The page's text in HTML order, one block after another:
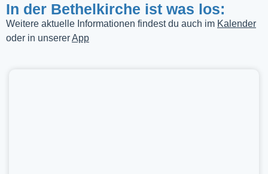
In der Bethelkirche ist was los:
Weitere aktuelle Informationen findest du auch im Kalender
oder in unsererApp